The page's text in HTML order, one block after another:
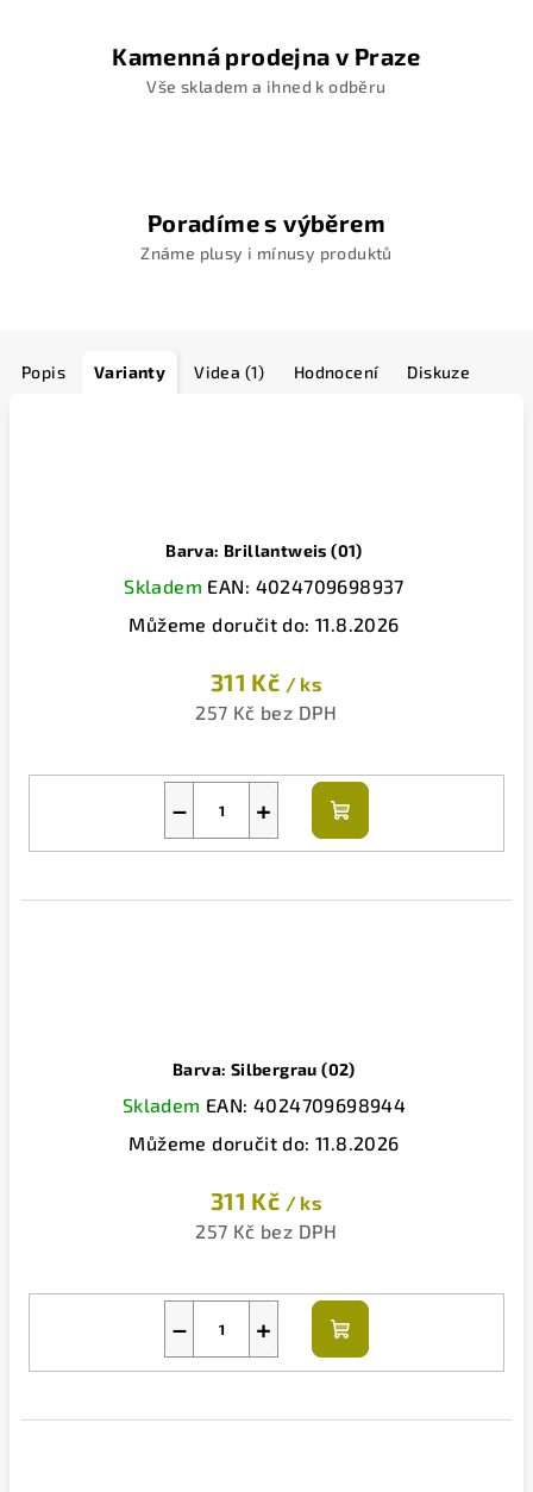
Kamenná prodejna v Praze
Vše skladem a ihned k odběru
Poradíme s výběrem
Známe plusy i mínusy produktů
Popis Varianty Videa (1) Hodnocení Diskuze
Barva: Brillantweis (01)
Skladem EAN: 4024709698937
Můžeme doručit do: 11.8.2026
311 Kč / ks
257 Kč bez DPH
+
−
Do
košíku
Barva: Silbergrau (02)
Skladem EAN: 4024709698944
Můžeme doručit do: 11.8.2026
311 Kč / ks
257 Kč bez DPH
+
−
Do
košíku